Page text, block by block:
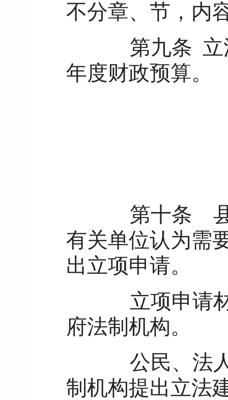
不分章、节，内
第九条
年度财政预算。
第十条
有关单位认为需
出立项申请。
立项申请材
府法制机构。
公民、法人
制机构提出立法